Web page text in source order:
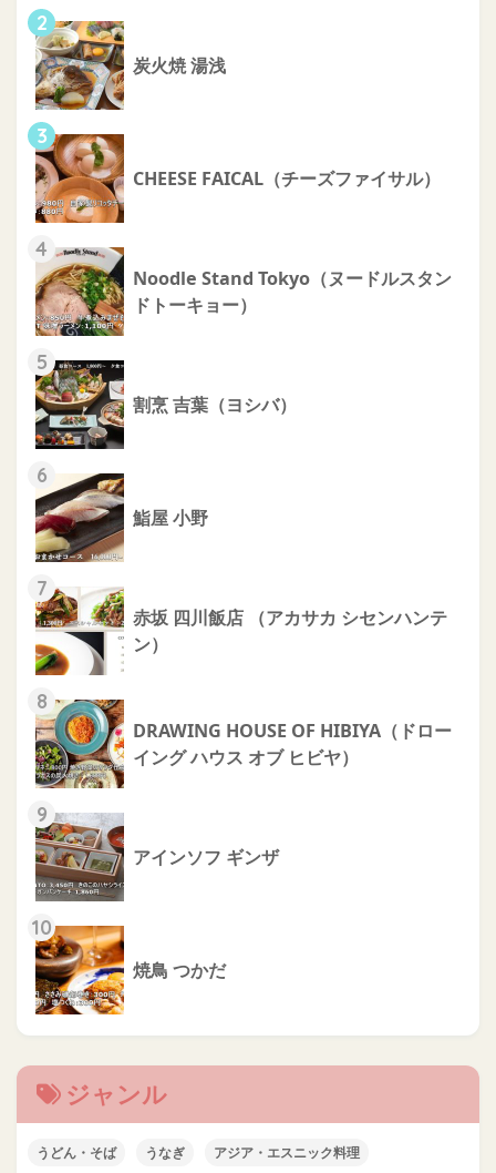
2
炭火焼 湯浅
3
CHEESE FAICAL（チーズファイサル）
4
Noodle Stand Tokyo（ヌードルスタン
ドトーキョー）
5
割烹 吉葉（ヨシバ）
6
鮨屋 小野
7
赤坂 四川飯店 （アカサカ シセンハンテ
ン）
8
DRAWING HOUSE OF HIBIYA（ドロー
イング ハウス オブ ヒビヤ）
9
アインソフ ギンザ
10
焼鳥 つかだ
ジャンル
うどん・そば うなぎ アジア・エスニック料理